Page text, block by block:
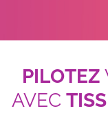
PILOTEZ
AVEC